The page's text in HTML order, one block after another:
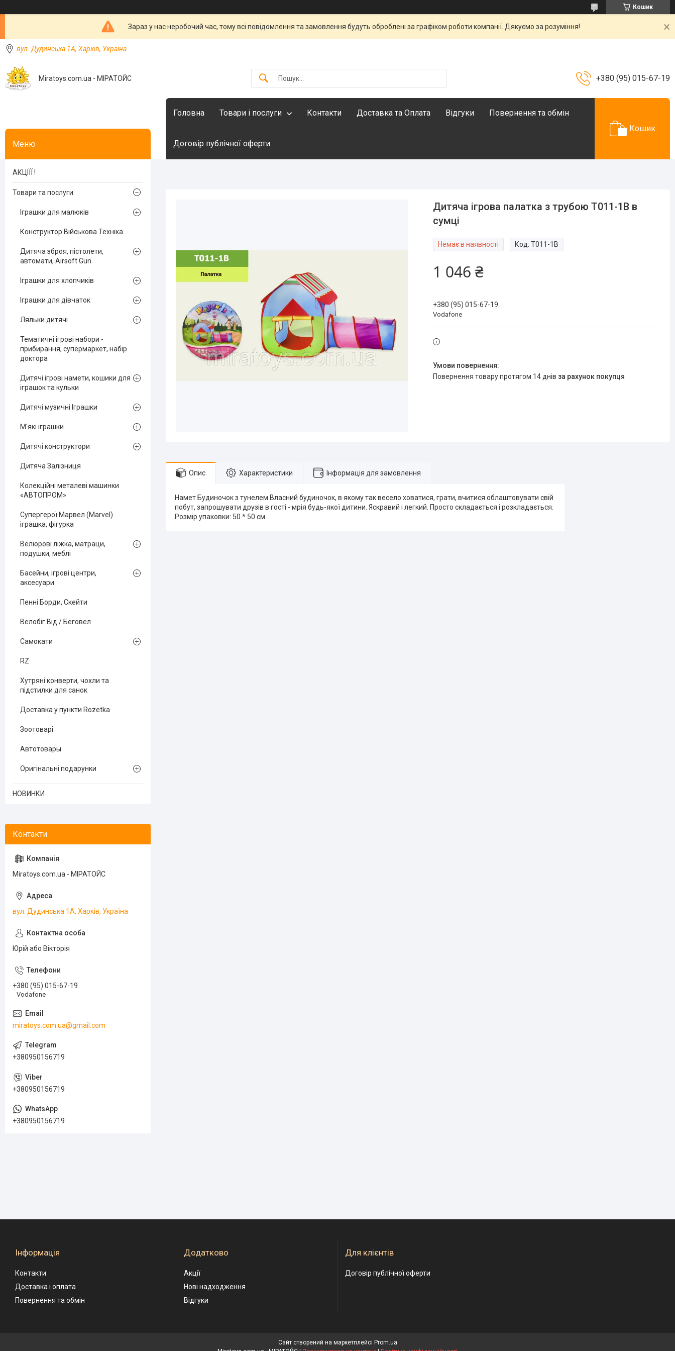
Кошик
Зараз у нас неробочий час, тому всі повідомлення та замовлення будуть оброблені за графіком роботи компанії. Дякуємо за розуміння!
вул. Дудинська 1А, Харків, Україна
Miratoys.com.ua - МІРАТОЙС +380 (95) 015-67-19
Головна Товари і послуги Контакти Доставка та Оплата Відгуки Повернення та обмін
Договір публічної оферти
Кошик
Дитяча ігрова палатка з трубою T011-1B в
сумці
Немає в наявності Код:T011-1B
1 046 ₴
+380 (95) 015-67-19
Vodafone
повернення товару протягом 14 днів за рахунок покупця
Опис Характеристики Інформація для замовлення
Намет Будиночок з тунелем.Власний будиночок, в якому так весело ховатися, грати, вчитися облаштовувати свій
побут, запрошувати друзів в гості - мрія будь-якої дитини. Яскравий і легкий. Просто складається і розкладається.
Розмір упаковки: 50 * 50 см
АКЦІЇЇ !
Товари та послуги
Іграшки для малюків
Конструктор Військова Техніка
Дитяча зброя, пістолети,
автомати, Airsoft Gun
Іграшки для хлопчиків
Іграшки для дівчаток
Ляльки дитячі
Тематичні ігрові набори -
прибирання, супермаркет, набір
доктора
Дитячі ігрові намети, кошики для
іграшок та кульки
Дитячі музичні Іграшки
М'які іграшки
Дитячі конструктори
Дитяча Залізниця
Колекційні металеві машинки
«АВТОПРОМ»
Супергерої Марвел (Marvel)
іграшка, фігурка
Велюрові ліжка, матраци,
подушки, меблі
Басейни, ігрові центри,
аксесуари
Пенні Борди, Скейти
Велобіг Від / Беговел
Самокати
RZ
Хутряні конверти, чохли та
підстилки для санок
Доставка у пункти Rozetka
Зоотоварі
Автотовары
Оригінальні подарунки
НОВИНКИ
Miratoys.com.ua - МІРАТОЙС
вул. Дудинська 1А, Харків, Україна
Юрій або Вікторія
+380 (95) 015-67-19
Vodafone
miratoys.com.ua@gmail.com
+380950156719
+380950156719
+380950156719
Інформація
Контакти
Доставка і оплата
Повернення та обмін
Додатково
Акції
Нові надходження
Відгуки
Для клієнтів
Договір публічної оферти
Сайт створений на маркетплейсі Prom.ua